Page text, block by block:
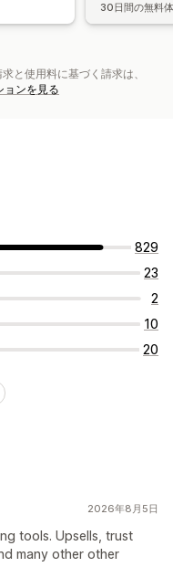
30日間の無料
と使用料に基づく請求は、
ョンを見る
829
23
2
10
20
2026年8月5日
tools. Upsells, trust
many other other